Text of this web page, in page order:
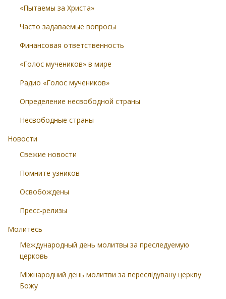
«Пытаемы за Христа»
Часто задаваемые вопросы
Финансовая ответственность
«Голос мучеников» в мире
Радио «Голос мучеников»
Определение несвободной страны
Несвободные страны
Новости
Свежие новости
Помните узников
Освобождены
Пресс-релизы
Молитесь
Международный день молитвы за преследуемую
церковь
Міжнародний день молитви за переслідувану церкву
Божу